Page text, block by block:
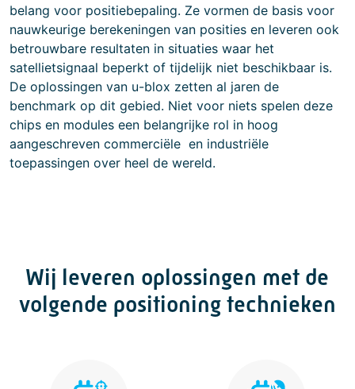
belang voor positiebepaling. Ze vormen de basis voor
nauwkeurige berekeningen van posities en leveren ook
betrouwbare resultaten in situaties waar het
satellietsignaal beperkt of tijdelijk niet beschikbaar is.
De oplossingen van u-blox zetten al jaren de
benchmark op dit gebied. Niet voor niets spelen deze
chips en modules een belangrijke rol in hoog
aangeschreven commerciële en industriële
toepassingen over heel de wereld.
Wij leveren oplossingen met de
volgende positioning technieken